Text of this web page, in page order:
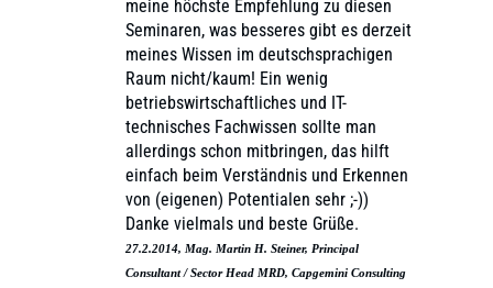
meine höchste Empfehlung zu diesen
Seminaren, was besseres gibt es derzeit
meines Wissen im deutschsprachigen
Raum nicht/kaum! Ein wenig
betriebswirtschaftliches und IT-
technisches Fachwissen sollte man
allerdings schon mitbringen, das hilft
einfach beim Verständnis und Erkennen
von (eigenen) Potentialen sehr ;-))
Danke vielmals und beste Grüße.
27.2.2014, Mag. Martin H. Steiner, Principal
Consultant / Sector Head MRD, Capgemini Consulting